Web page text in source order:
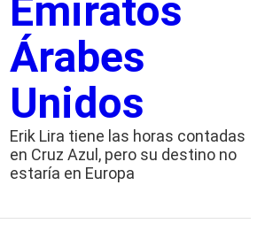
Emiratos
Árabes
Unidos
Erik Lira tiene las horas contadas
en Cruz Azul, pero su destino no
estaría en Europa